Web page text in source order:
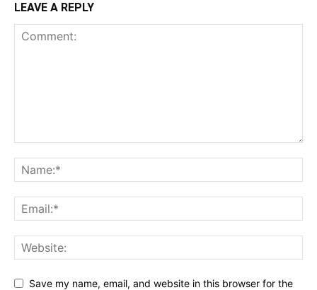
LEAVE A REPLY
Save my name, email, and website in this browser for the